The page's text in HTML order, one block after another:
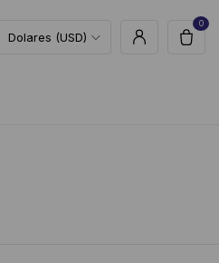
Dolares (USD)
0